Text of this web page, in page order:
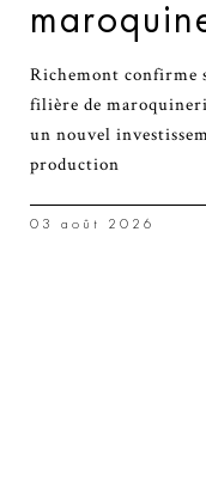
Richemont confirme
filière de
un nouvel
production
03 août 2026